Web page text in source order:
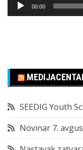
00:00
SEEDIG Youth
Novinar 7.